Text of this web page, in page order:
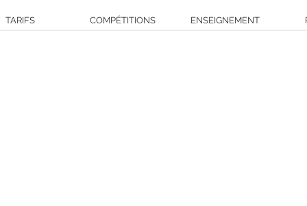
TARIFS COMPÉTITIONS ENSEIGNEMENT